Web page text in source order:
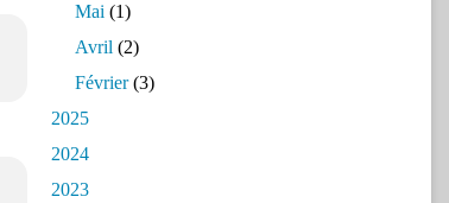
Mai (1)
Avril (2)
Février(3)
2025
2024
2023